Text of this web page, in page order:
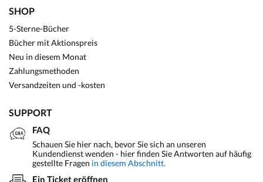
SHOP
5-Sterne-Bücher
Bücher mit Aktionspreis
Neu in diesem Monat
Zahlungsmethoden
Versandzeiten und -kosten
SUPPORT
FAQ
Schauen Sie hier nach, bevor Sie sich an unseren
Kundendienst wenden - hier finden Sie Antworten auf häufig
gestellte Fragen in diesem Abschnitt.
Ein Ticket eröffnen